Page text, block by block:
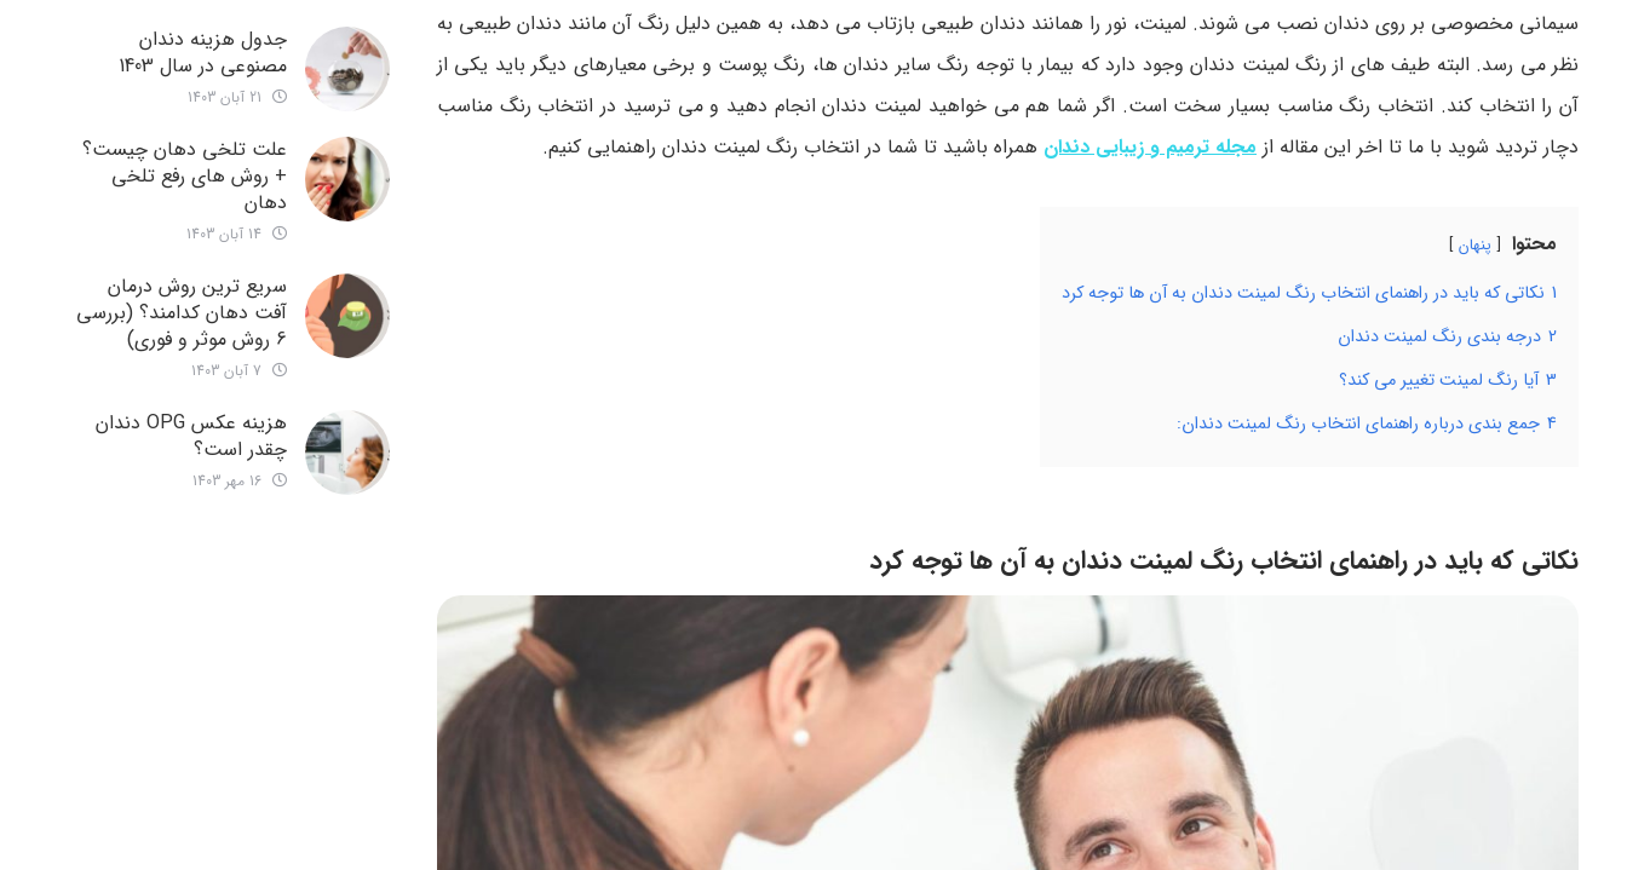
سیمانی مخصوصی بر روی دندان نصب می شوند. لمینت، نور را همانند دندان طبیعی بازتاب می دهد، به همین دلیل رنگ آن مانند دندان طبیعی به
نظر می رسد. البته طیف های از رنگ لمینت دندان وجود دارد که بیمار با توجه رنگ سایر دندان ها، رنگ پوست و برخی معیارهای دیگر باید یکی از
آن را انتخاب کند. انتخاب رنگ مناسب بسیار سخت است. اگر شما هم می خواهید لمینت دندان انجام دهید و می ترسید در انتخاب رنگ مناسب
دچار تردید شوید با ما تا اخر این مقاله از مجله ترمیم و زیبایی دندان همراه باشید تا شما در انتخاب رنگ لمینت دندان راهنمایی کنیم.
محتوا پنهان
1 نکاتی که باید در راهنمای انتخاب رنگ لمینت دندان به آن ها توجه کرد
2 درجه بندی رنگ لمینت دندان
3 آیا رنگ لمینت تغییر می کند؟
4 جمع بندی درباره راهنمای انتخاب رنگ لمینت دندان:
نکاتی که باید در راهنمای انتخاب رنگ لمینت دندان به آن ها توجه کرد
جدول هزینه دندان
مصنوعی در سال 1403
علت تلخی دهان چیست؟
+ روش های رفع تلخی
دهان
سریع ترین روش درمان
آفت دهان کدامند؟ (بررسی
6 روش موثر و فوری)
هزینه عکس OPG دندان
چقدر است؟